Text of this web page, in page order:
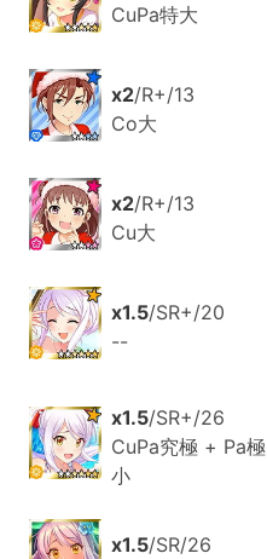
CuPa特大
x2/R+/13
Co大
x2/R+/13
Cu大
x1.5/SR+/20
--
x1.5/SR+/26
CuPa究極 + Pa極
小
x1.5/SR/26